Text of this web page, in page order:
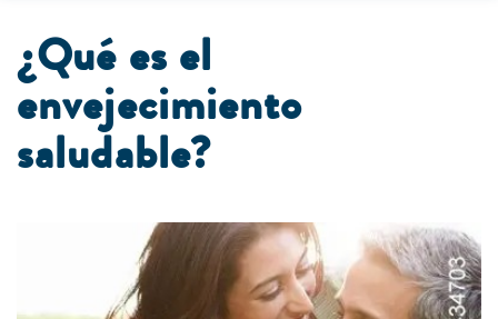
¿Qué es el
envejecimiento
saludable?